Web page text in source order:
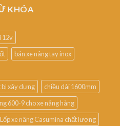
KHÓA
12v
bán xe nâng tay inox
bị xây dựng
chiều dài 1600mm
600-9 cho xe nâng hàng
Lốp xe nâng Casumina chất lượng